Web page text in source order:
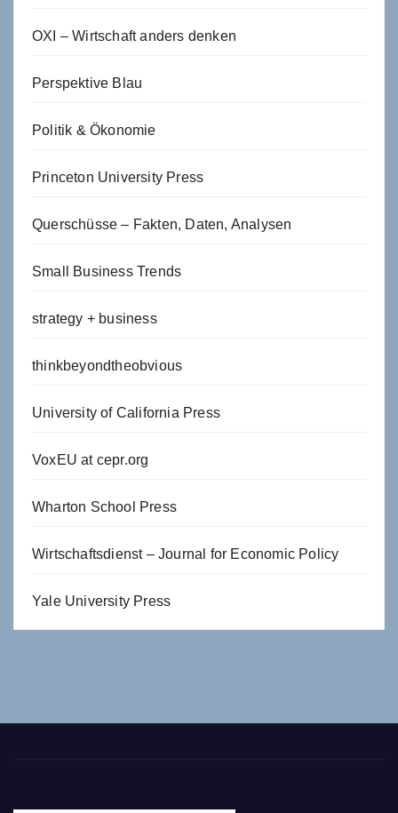
OXI – Wirtschaft anders denken
Perspektive Blau
Politik & Ökonomie
Princeton University Press
Querschüsse – Fakten, Daten, Analysen
Small Business Trends
strategy + business
thinkbeyondtheobvious
University of California Press
VoxEU at cepr.org
Wharton School Press
Wirtschaftsdienst – Journal for Economic Policy
Yale University Press